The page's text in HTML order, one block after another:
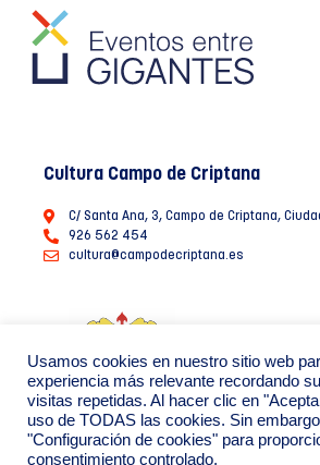
Cultura Campo de Criptana
C/ Santa Ana, 3, Campo de Criptana,
926 562 454
cultura@campodecriptana.es
Ayuntamiento de Campo de
Usamos cookies en nuestro sitio web
experiencia más relevante recordando
visitas repetidas. Al hacer clic en
uso de TODAS las cookies. Sin
"Configuración de cookies" para
consentimiento controlado.